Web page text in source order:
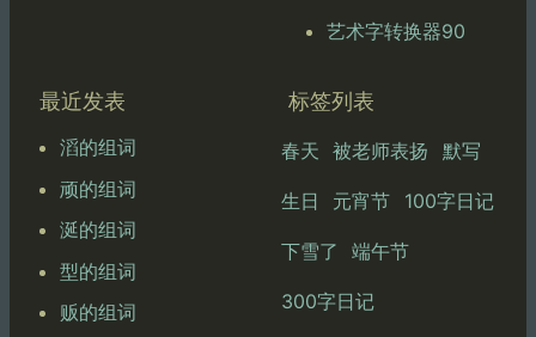
艺术字转换器90
最近发表
滔的组词
顽的组词
涎的组词
型的组词
贩的组词
标签列表
春天 被老师表扬 默写
生日 元宵节 100字日记
下雪了 端午节
300字日记